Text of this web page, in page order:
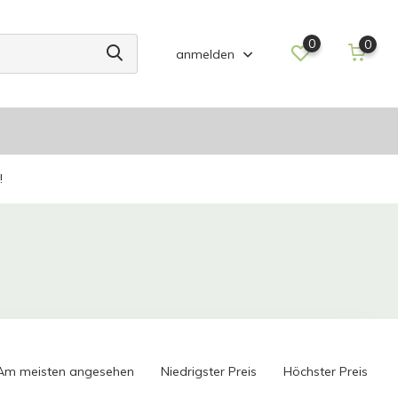
anmelden
0 0
meisten angesehen Niedrigster Preis Höchster Preis